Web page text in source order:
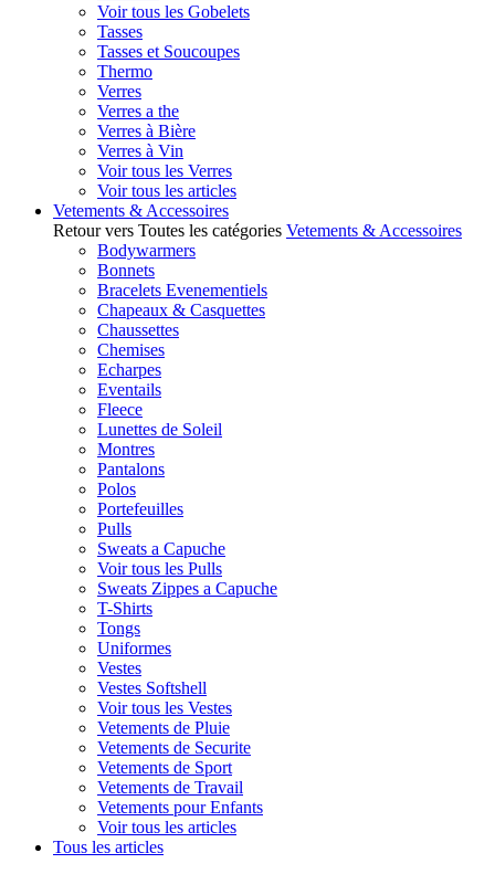
Voir tous les Gobelets
Tasses
Tasses et Soucoupes
Thermo
Verres
Verres a the
Verres à Bière
Verres à Vin
Voir tous les Verres
Voir tous les articles
Vetements & Accessoires
Retour vers Toutes les catégories Vetements & Accessoires
Bodywarmers
Bonnets
Bracelets Evenementiels
Chapeaux & Casquettes
Chaussettes
Chemises
Echarpes
Eventails
Fleece
Lunettes de Soleil
Montres
Pantalons
Polos
Portefeuilles
Pulls
Sweats a Capuche
Voir tous les Pulls
Sweats Zippes a Capuche
T-Shirts
Tongs
Uniformes
Vestes
Vestes Softshell
Voir tous les Vestes
Vetements de Pluie
Vetements de Securite
Vetements de Sport
Vetements de Travail
Vetements pour Enfants
Voir tous les articles
Tous les articles